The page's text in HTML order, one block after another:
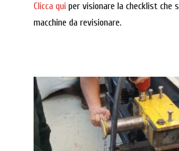
Clicca quiper visionare la checklist che
macchine da revisionare.